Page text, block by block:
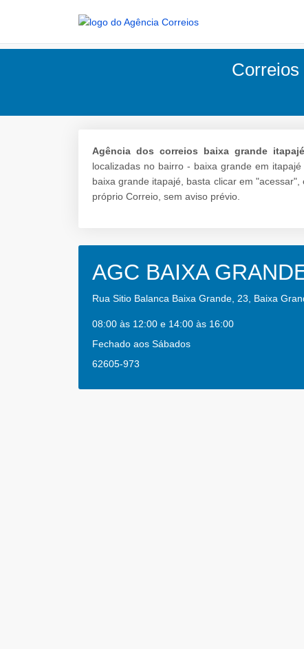
Correios
Agência dos correios baixa grande
localizadas no bairro - baixa grande em
baixa grande itapajé, basta clicar em
próprio Correio, sem aviso prévio.
AGC BAIXA
Rua Sitio Balanca Baixa Grande, 23, Baixa
08:00 às 12:00 e 14:00 às 16:00
Fechado aos Sábados
62605-973